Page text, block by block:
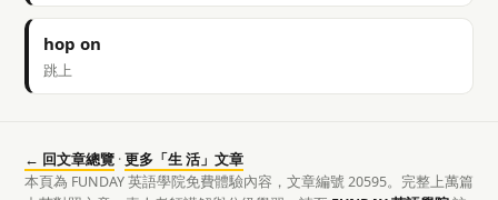
hop on
跳上
← 回文章總覽 ·更多「生 活」文章
本頁為 FUNDAY 英語學院免費體驗內容，文章編號 20595。完整上萬篇